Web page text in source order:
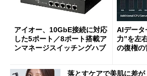
アイオー、10GbE接続に対応
した5ポート／8ポート搭載ア
ンマネージスイッチングハブ
AIデータ
力”を左
の復権の
落とすケアで美肌に差